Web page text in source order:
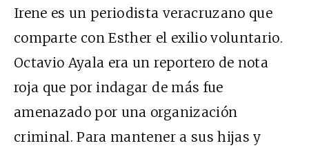
Irene es un periodista veracruzano que
comparte con Esther el exilio voluntario.
Octavio Ayala era un reportero de nota
roja que por indagar de más fue
amenazado por una organización
criminal. Para mantener a sus hijas y